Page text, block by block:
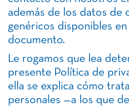
además de los datos de
genéricos disponibles
documento.
Le rogamos que lea
presente Política de
ella se explica cómo
personales —a los que